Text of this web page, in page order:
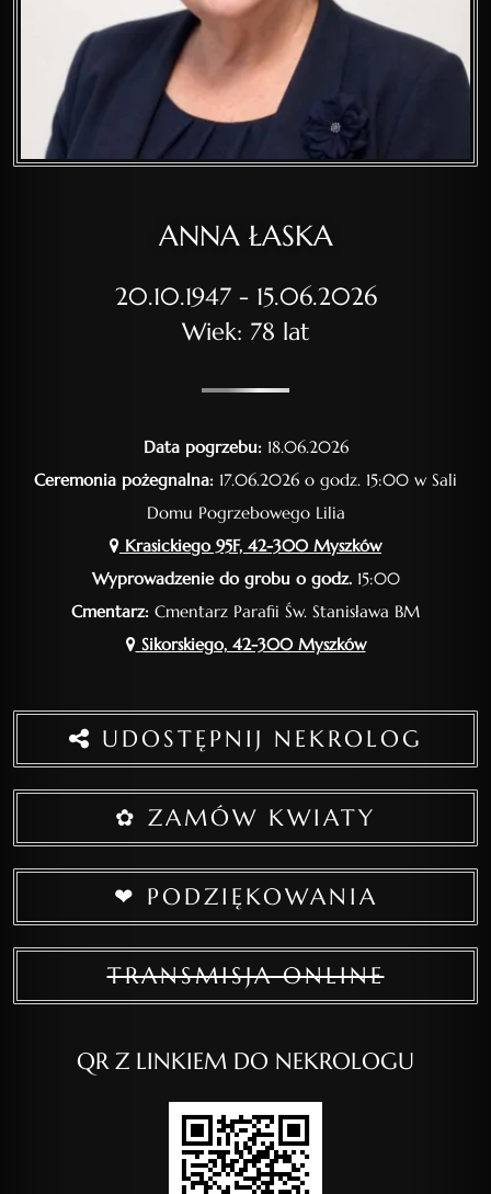
ANNA ŁASKA
20.10.1947 - 15.06.2026
Wiek: 78 lat
Data pogrzebu:18.06.2026
Ceremonia pożegnalna: 17.06.2026 o godz. 15:00 w Sali
Domu Pogrzebowego Lilia
Krasickiego 95F, 42-300 Myszków
Wyprowadzenie do grobu o godz.15:00
Cmentarz: Cmentarz Parafii Św. Stanisława BM
Sikorskiego, 42-300 Myszków
UDOSTĘPNIJ NEKROLOG
✿ ZAMÓW KWIATY
❤ PODZIĘKOWANIA
TRANSMISJA ONLINE
QR Z LINKIEM DO NEKROLOGU